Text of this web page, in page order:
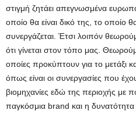
στιγμή ζητάει απεγνωσμένα
οποίο θα είναι δικό της, το οποίο
συνεργάζεται. Έτσι λοιπόν
ότι γίνεται στον τόπο μας.
οποίες προκύπτουν για το μετάξι
όπως είναι οι συνεργασίες που
βιομηχανίες εδώ της περιοχής με
παγκόσμια brand και η δυνατότητα